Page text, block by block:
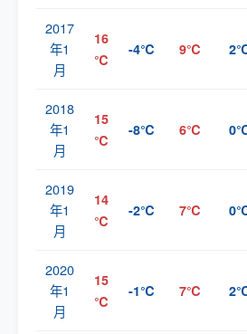
2017
年1
月
16
℃
-4℃ 9℃
2018
年1
月
15
℃
-8℃ 6℃
2019
年1
月
14
℃
-2℃ 7℃
2020
年1
月
15
℃
-1℃ 7℃